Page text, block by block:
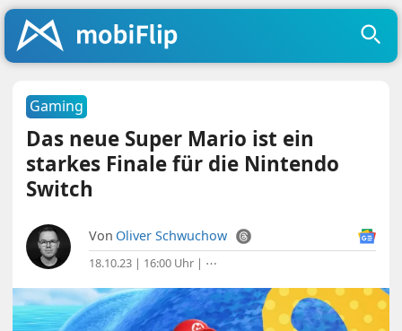
Gaming
Das neue Super Mario ist ein
starkes Finale für die Nintendo
Switch
Von Oliver Schwuchow
18.10.23 | 16:00 Uhr | ⋯